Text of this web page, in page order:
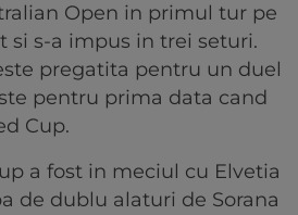
Open in primul tur pe
si s-a impus in trei seturi.
pregatita pentru un duel
pentru prima data cand
Cup.
a fost in meciul cu Elvetia
de dublu alaturi de Sorana